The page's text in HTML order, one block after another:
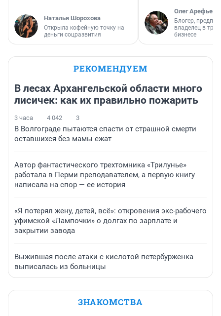
Наталья Шорохова
Открыла кофейную точку на
деньги соцразвития
Олег Арефьев
Блогер,
владелец в
бизнесе
РЕКОМЕНДУЕМ
В лесах Архангельской области много
лисичек: как их правильно пожарить
3 часа 4 042 3
В Волгограде пытаются спасти от страшной смерти
оставшихся без мамы ежат
Автор фантастического трехтомника «Трилунье»
работала в Перми преподавателем, а первую книгу
написала на спор — ее история
«Я потерял жену, детей, всё»: откровения экс-рабочего
уфимской «Лампочки» о долгах по зарплате и
закрытии завода
Выжившая после атаки с кислотой петербурженка
выписалась из больницы
ЗНАКОМСТВА